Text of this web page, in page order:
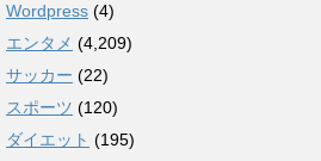
Wordpress (4)
エンタメ (4,209)
サッカー (22)
スポーツ (120)
ダイエット (195)